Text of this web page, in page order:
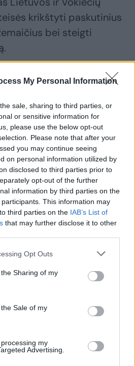
My Personal Information
sale, sharing to third parties, or
or sensitive information for
please use the below opt-out
Please note that after your
you may continue seeing
on personal information utilized by
disclosed to third parties prior to
opt-out of the further
information by third parties on the
participants. This information may
third parties on the IAB’s List of
that may further disclose it to other
Opt Outs
Sharing of my
Sale of my
my
Advertising.
krikštyti paskutinius
bei steigti
siekdami pelnyti
nusiuntė jam
sūdytą laukinį jautį. Ši
susirinkimo dalyvius, o
Ulrichui von
tokį neišdildomą įspūdį,
netgi iliustravo piešiniu,
gabenimą vežimu per
galiausiai buvo
naudai, o seniausias
gastronomijos
išleistos knygos
šių laikų sūdytas